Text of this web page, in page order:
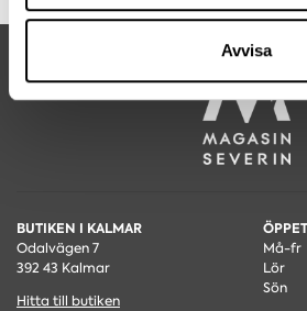
samlat in när du har använt deras
Avvisa
BUTIKEN I KALMAR
Odalvägen 7
392 43 Kalmar
Hitta till butiken
Må-fr
Lör
Sön